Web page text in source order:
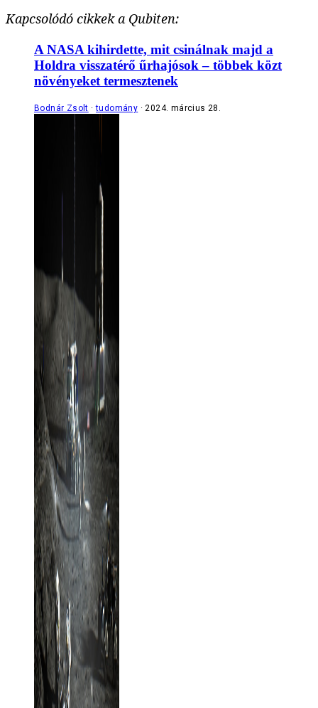
Kapcsolódó cikkek a Qubiten:
A NASA kihirdette, mit csinálnak majd a
Holdra visszatérő űrhajósok – többek közt
növényeket termesztenek
Bodnár Zsolt tudomány 2024. március 28.